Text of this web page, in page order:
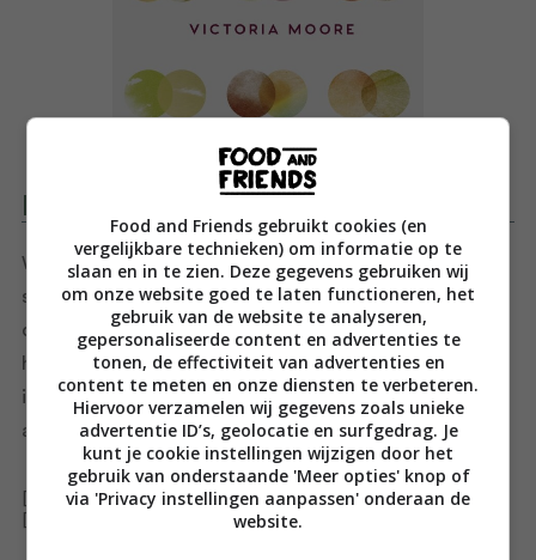
Welke wijn kun je het beste schenken bij gehaktballen,
sashimi of venkel? En welke ingrediënten passen er bij
die fles merlot die je laatst hebt gekregen? Dankzij de
handige alfabetische lijsten in dit superfijne basisboek
is twijfelen in de winkel verleden tijd: hiermee zit je
altijd goed!
[ywfbt_form product_id="34429"]
[recently_viewed_products]
Food and Friends gebruikt cookies (en
vergelijkbare technieken) om informatie op te
slaan en in te zien. Deze gegevens gebruiken wij
om onze website goed te laten functioneren, het
gebruik van de website te analyseren,
gepersonaliseerde content en advertenties te
tonen, de effectiviteit van advertenties en
content te meten en onze diensten te verbeteren.
Hiervoor verzamelen wij gegevens zoals unieke
advertentie ID’s, geolocatie en surfgedrag. Je
kunt je cookie instellingen wijzigen door het
gebruik van onderstaande 'Meer opties' knop of
via 'Privacy instellingen aanpassen' onderaan de
website.